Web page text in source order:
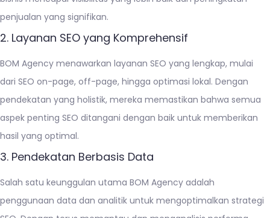
penjualan yang signifikan.
2. Layanan SEO yang Komprehensif
BOM Agency menawarkan layanan SEO yang lengkap, mulai
dari SEO on-page, off-page, hingga optimasi lokal. Dengan
pendekatan yang holistik, mereka memastikan bahwa semua
aspek penting SEO ditangani dengan baik untuk memberikan
hasil yang optimal.
3. Pendekatan Berbasis Data
Salah satu keunggulan utama BOM Agency adalah
penggunaan data dan analitik untuk mengoptimalkan strategi